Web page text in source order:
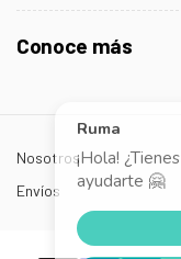
Conoce más
Nosotros
Envíos